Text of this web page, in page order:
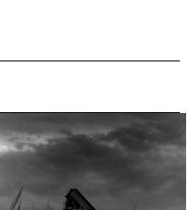
Rosję.